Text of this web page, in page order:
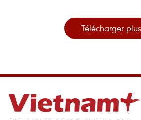
Télécharger plus